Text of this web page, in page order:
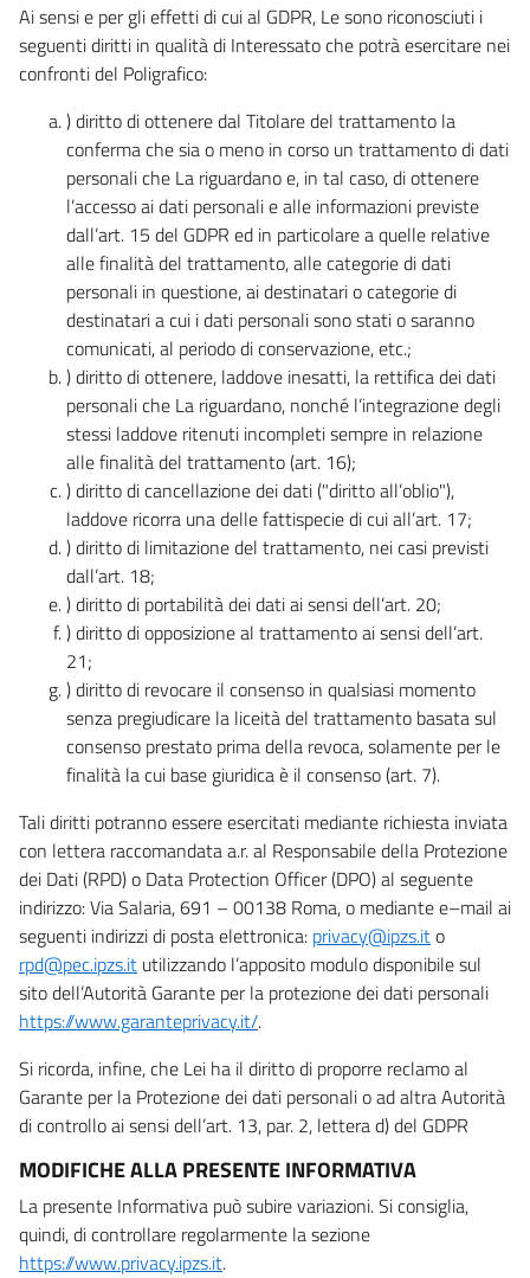
Ai sensi e per gli effetti di cui al GDPR, Le sono riconosciuti i
seguenti diritti in qualità di Interessato che potrà esercitare nei
confronti del Poligrafico:
) diritto di ottenere dal Titolare del trattamento la
conferma che sia o meno in corso un trattamento di dati
personali che La riguardano e, in tal caso, di ottenere
l’accesso ai dati personali e alle informazioni previste
dall’art. 15 del GDPR ed in particolare a quelle relative
alle finalità del trattamento, alle categorie di dati
personali in questione, ai destinatari o categorie di
destinatari a cui i dati personali sono stati o saranno
comunicati, al periodo di conservazione, etc.;
) diritto di ottenere, laddove inesatti, la rettifica dei dati
personali che La riguardano, nonché l’integrazione degli
stessi laddove ritenuti incompleti sempre in relazione
alle finalità del trattamento (art. 16);
) diritto di cancellazione dei dati ("diritto all’oblio"),
laddove ricorra una delle fattispecie di cui all’art. 17;
) diritto di limitazione del trattamento, nei casi previsti
dall’art. 18;
) diritto di portabilità dei dati ai sensi dell’art. 20;
) diritto di opposizione al trattamento ai sensi dell’art.
21;
) diritto di revocare il consenso in qualsiasi momento
senza pregiudicare la liceità del trattamento basata sul
consenso prestato prima della revoca, solamente per le
finalità la cui base giuridica è il consenso (art. 7).
Tali diritti potranno essere esercitati mediante richiesta inviata
con lettera raccomandata a.r. al Responsabile della Protezione
dei Dati (RPD) o Data Protection Officer (DPO) al seguente
indirizzo: Via Salaria, 691 – 00138 Roma, o mediante e–mail ai
seguenti indirizzi di posta elettronica: privacy@ipzs.ito
rpd@pec.ipzs.it utilizzando l’apposito modulo disponibile sul
sito dell’Autorità Garante per la protezione dei dati personali
https://www.garanteprivacy.it/.
Si ricorda, infine, che Lei ha il diritto di proporre reclamo al
Garante per la Protezione dei dati personali o ad altra Autorità
di controllo ai sensi dell’art. 13, par. 2, lettera d) del GDPR
MODIFICHE ALLA PRESENTE INFORMATIVA
La presente Informativa può subire variazioni. Si consiglia,
quindi, di controllare regolarmente la sezione
https://www.privacy.ipzs.it.